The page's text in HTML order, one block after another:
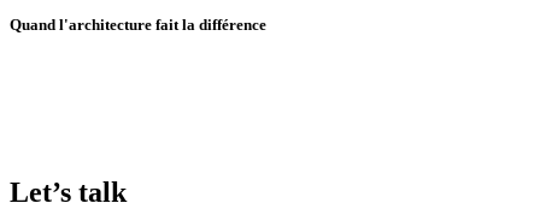
Quand l'architecture fait la différence
Let’s talk